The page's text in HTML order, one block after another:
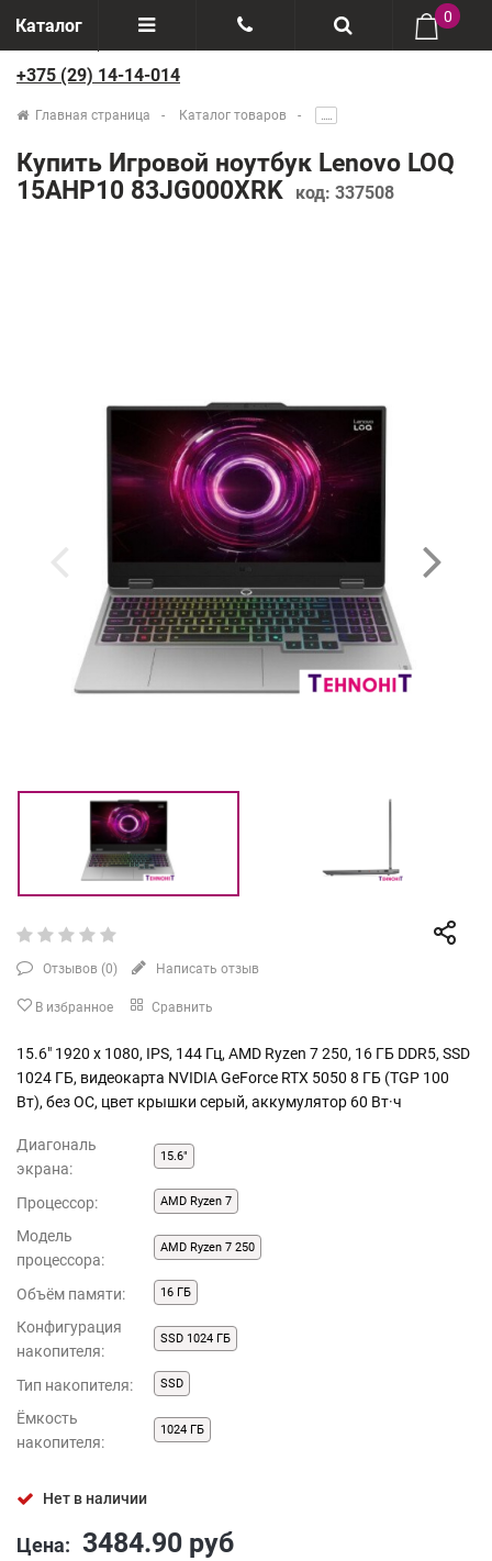
Каталог
Отзывы
Производители
+375(29) 888-44-44
0
+375 (29) 14-14-014
Главная страница Каталог товаров .....
Купить Игровой ноутбук Lenovo LOQ
15AHP10 83JG000XRK
код: 337508
Отзывов (0) Написать отзыв
В избранное Сравнить
15.6" 1920 x 1080, IPS, 144 Гц, AMD Ryzen 7 250, 16 ГБ DDR5, SSD
1024 ГБ, видеокарта NVIDIA GeForce RTX 5050 8 ГБ (TGP 100
Вт), без ОС, цвет крышки серый, аккумулятор 60 Вт·ч
Диагональ
экрана:
15.6"
Процессор: AMD Ryzen 7
Модель
процессора:
AMD Ryzen 7 250
Объём памяти: 16 ГБ
Конфигурация
накопителя:
SSD 1024 ГБ
Тип накопителя: SSD
Ёмкость
накопителя:
1024 ГБ
Нет в наличии
Цена: 3484.90 руб